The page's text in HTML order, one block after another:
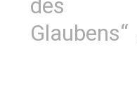
des
Glaubens“